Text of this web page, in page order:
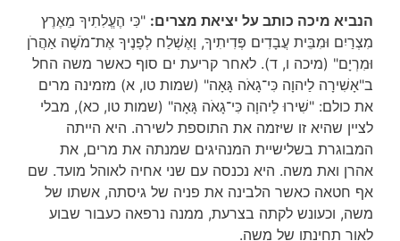
הנביא מיכה כותב על יציאת מצרים: "כִּי הֶעֱלִתִיךָ מֵאֶרֶץ
מִצְרַיִם וּמִבֵּית עֲבָדִים פְּדִיתִיךָ, וָאֶשְׁלַח לְפָנֶיךָ אֶת־מֹשֶׁה אַהֲרֹן
וּמִרְיָם" (מיכה ו, ד). לאחר קריעת ים סוף כאשר משה החל
ב"אָשִׁירָה לַיהוָה כִּי־גָאֹה גָּאָה" (שמות טו, א) מזמינה מרים
את כולם: "שִׁירוּ לַיהוָה כִּי־גָאֹה גָּאָה" (שמות טו, כא), מבלי
לציין שהיא זו שיזמה את התוספת לשירה. היא הייתה
המבוגרת בשלישיית המנהיגים שמנתה את מרים, את
אהרן ואת משה. היא נכנסה עם שני אחיה לאוהל מועד. שם
אף חטאה כאשר הלבינה את פניה של גיסתה, אשתו של
משה, וכעונש לקתה בצרעת, ממנה נרפאה כעבור שבוע
לאור תחינתו של משה.